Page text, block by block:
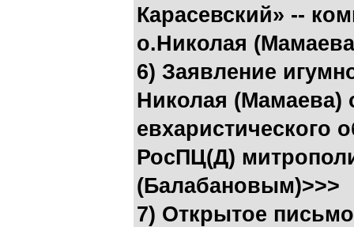
Карасевский» --
о.Николая
6) Заявление
Николая (Мамаева)
евхаристического
РосПЦ(Д)
(Балабановым)>>>
7) Открытое